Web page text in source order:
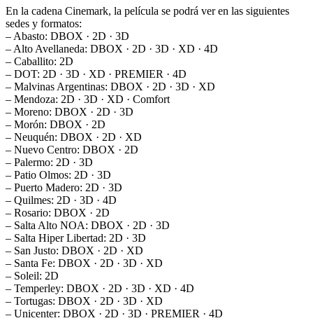
En la cadena Cinemark, la película se podrá ver en las siguientes
sedes y formatos:
– Abasto: DBOX · 2D · 3D
– Alto Avellaneda: DBOX · 2D · 3D · XD · 4D
– Caballito: 2D
– DOT: 2D · 3D · XD · PREMIER · 4D
– Malvinas Argentinas: DBOX · 2D · 3D · XD
– Mendoza: 2D · 3D · XD · Comfort
– Moreno: DBOX · 2D · 3D
– Morón: DBOX · 2D
– Neuquén: DBOX · 2D · XD
– Nuevo Centro: DBOX · 2D
– Palermo: 2D · 3D
– Patio Olmos: 2D · 3D
– Puerto Madero: 2D · 3D
– Quilmes: 2D · 3D · 4D
– Rosario: DBOX · 2D
– Salta Alto NOA: DBOX · 2D · 3D
– Salta Hiper Libertad: 2D · 3D
– San Justo: DBOX · 2D · XD
– Santa Fe: DBOX · 2D · 3D · XD
– Soleil: 2D
– Temperley: DBOX · 2D · 3D · XD · 4D
– Tortugas: DBOX · 2D · 3D · XD
– Unicenter: DBOX · 2D · 3D · PREMIER · 4D